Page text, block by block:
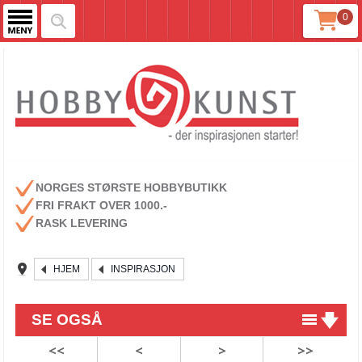
0
NORGES STØRSTE HOBBYBUTIKK
FRI FRAKT OVER 1000.-
RASK LEVERING
HJEM INSPIRASJON
SE OGSÅ
NY STRIKKEOPPSKRIFT
<< < > >>